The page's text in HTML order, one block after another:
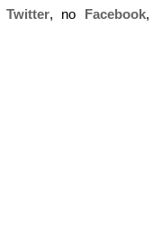
Twitter, no Facebook,